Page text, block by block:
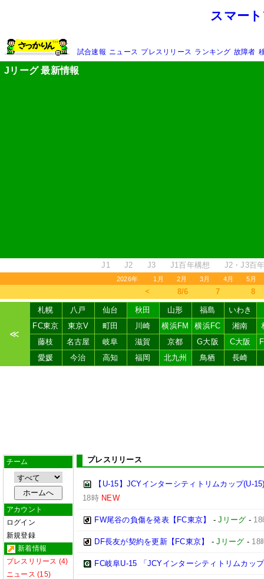
スマー
試合速報 ニュース プレスリリース ランキング 故障者
Jリーグ 最新情報
J1 J2 J3 J1百年構想 J2・J3百
2026年 1月 2月 3月 4月 5月
＜ 8/6 7 8
≪
札幌 八戸 仙台 秋田 山形 福島
いわき
FC東京
東京V 町田 川崎 横浜FM 横浜FC 湘南
藤枝
名古屋 岐阜 滋賀 京都 G大阪 C大阪
愛媛
今治 高知 福岡 北九州 鳥栖 長崎
チーム
アカウント
ログイン
新規登録
新着情報
プレスリリース (4)
ニュース (15)
プレスリリース
【U-15】JCYインターシティトリムカップ(U-
18時 NEW
FW尾谷の負傷を発表【FC東京】 -Jリーグ - 18
DF長友が契約を更新【FC東京】 -Jリーグ - 18
FC岐阜U-15 「JCYインターシティトリムカッ